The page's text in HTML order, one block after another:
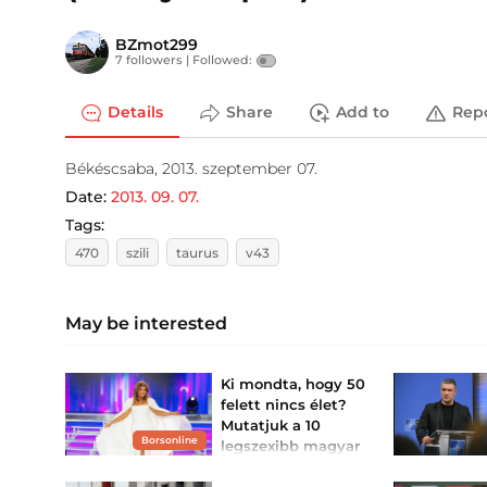
BZmot299
7 followers | Followed:
Details Share Add to
Békéscsaba, 2013. szeptember 07.
Date: 2013. 09. 07.
Tags:
470 szili taurus v43
May be interested
Borsonline
Ki mondta, hogy 50
felett nincs élet?
Mutatjuk a 10
legszexibb magyar